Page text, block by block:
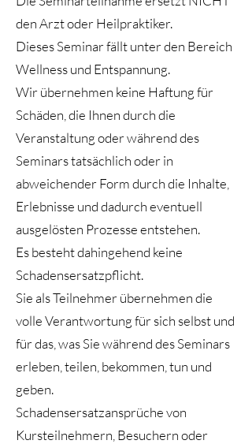
den Arzt oder Heilpraktiker.
Dieses Seminar fällt unter den Bereich
Wellness und Entspannung.
Wir übernehmen keine Haftung für
Schäden, die Ihnen durch die
Veranstaltung oder während des
Seminars tatsächlich oder in
abweichender Form durch die Inhalte,
Erlebnisse und dadurch eventuell
ausgelösten Prozesse entstehen.
Es besteht dahingehend keine
Schadensersatzpflicht.
Sie als Teilnehmer übernehmen die
volle Verantwortung für sich selbst und
für das, was Sie während des Seminars
erleben, teilen, bekommen, tun und
geben.
Schadensersatzansprüche von
Kursteilnehmern, Besuchern oder